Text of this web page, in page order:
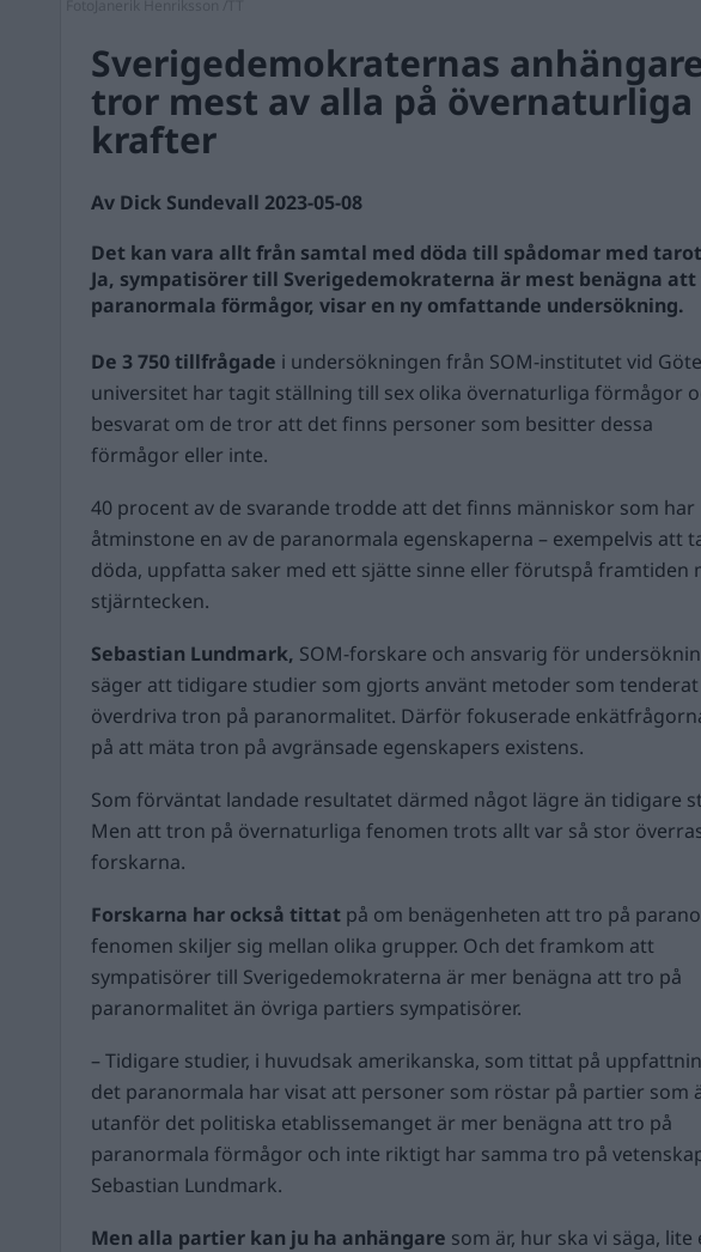
Sverigedemokraternas
tror mest av alla på övernaturliga
krafter
Av Dick Sundevall 2023-05-08
Det kan vara allt från samtal med döda till spådomar med
Ja, sympatisörer till Sverigedemokraterna är mest benägna att
paranormala förmågor, visar en ny omfattande undersökning.
De 3 750 tillfrågade i undersökningen från SOM-institutet vid
universitet har tagit ställning till sex olika övernaturliga förmågor
besvarat om de tror att det finns personer som besitter dessa
förmågor eller inte.
40 procent av de svarande trodde att det finns människor som har
åtminstone en av de paranormala egenskaperna – exempelvis att
döda, uppfatta saker med ett sjätte sinne eller förutspå framtiden
stjärntecken.
Sebastian Lundmark, SOM-forskare och ansvarig för
säger att tidigare studier som gjorts använt metoder som
överdriva tron på paranormalitet. Därför fokuserade
på att mäta tron på avgränsade egenskapers existens.
Som förväntat landade resultatet därmed något lägre än tidigare
Men att tron på övernaturliga fenomen trots allt var så stor
forskarna.
Forskarna har också tittat på om benägenheten att tro på
fenomen skiljer sig mellan olika grupper. Och det framkom att
sympatisörer till Sverigedemokraterna är mer benägna att tro på
paranormalitet än övriga partiers sympatisörer.
– Tidigare studier, i huvudsak amerikanska, som tittat på
det paranormala har visat att personer som röstar på partier som
utanför det politiska etablissemanget är mer benägna att tro på
paranormala förmågor och inte riktigt har samma tro på
Sebastian Lundmark.
Men alla partier kan ju ha anhängare som är, hur ska vi säga, lite